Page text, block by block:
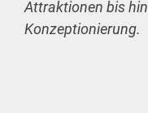
Attraktionen bis
Konzeptionierung.